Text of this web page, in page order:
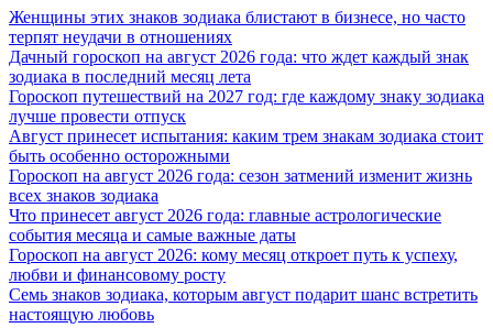
Женщины этих знаков зодиака блистают в бизнесе, но часто
терпят неудачи в отношениях
Дачный гороскоп на август 2026 года: что ждет каждый знак
зодиака в последний месяц лета
Гороскоп путешествий на 2027 год: где каждому знаку зодиака
лучше провести отпуск
Август принесет испытания: каким трем знакам зодиака стоит
быть особенно осторожными
Гороскоп на август 2026 года: сезон затмений изменит жизнь
всех знаков зодиака
Что принесет август 2026 года: главные астрологические
события месяца и самые важные даты
Гороскоп на август 2026: кому месяц откроет путь к успеху,
любви и финансовому росту
Семь знаков зодиака, которым август подарит шанс встретить
настоящую любовь